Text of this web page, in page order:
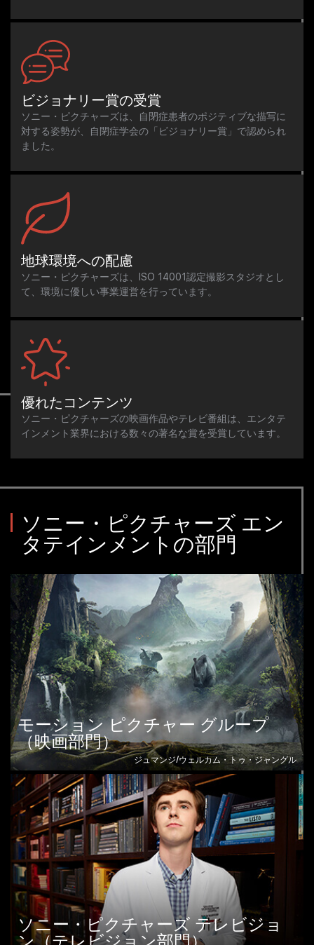
ビジョナリー賞の受賞
ソニー・ピクチャーズは、自閉症患者のポジティブな描写に
対する姿勢が、自閉症学会の「ビジョナリー賞」で認められ
ました。
地球環境への配慮
ソニー・ピクチャーズは、ISO 14001認定撮影スタジオとし
て、環境に優しい事業運営を行っています。
優れたコンテンツ
ソニー・ピクチャーズの映画作品やテレビ番組は、エンタテ
インメント業界における数々の著名な賞を受賞しています。
ソニー・ピクチャーズ エン
タテインメントの部門
モーション ピクチャー グループ
（映画部門）
ジュマンジ/ウェルカム・トゥ・ジャングル
ソニー・ピクチャーズ テレビジョ
ン（テレビジョン部門）